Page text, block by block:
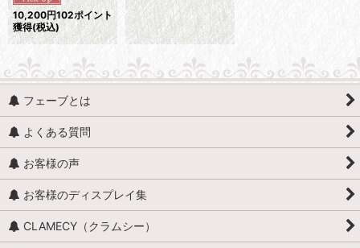
10,200円102ポイント
獲得(税込)
フェーブとは
よくある質問
お客様の声
お客様のディスプレイ集
CLAMECY（クラムシー）